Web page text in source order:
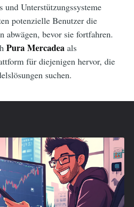
Unterstützungssysteme
potenzielle Benutzer die
abwägen, bevor sie fortfahren.
Pura Mercadea als
für diejenigen hervor, die
suchen.